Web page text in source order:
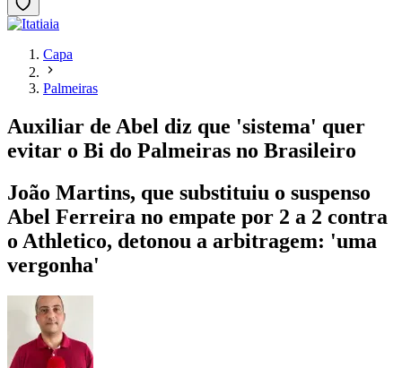
Capa
Palmeiras
Auxiliar de Abel diz que 'sistema' quer
evitar o Bi do Palmeiras no Brasileiro
João Martins, que substituiu o suspenso
Abel Ferreira no empate por 2 a 2 contra
o Athletico, detonou a arbitragem: 'uma
vergonha'